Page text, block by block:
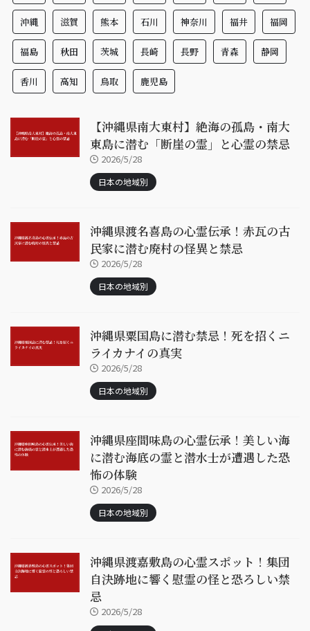
沖縄 滋賀 熊本 石川 神奈川 福井 福岡
福島 秋田 茨城 長崎 長野 青森 静岡
香川 高知 鳥取 鹿児島
【沖縄県南大東村】絶海の孤島・南大
東島に潜む「断崖の霊」と心霊の禁忌
2026/5/28
日本の地域別
沖縄県渡名喜島の心霊伝承！赤瓦の古
民家に潜む廃村の怪異と禁忌
2026/5/28
日本の地域別
沖縄県粟国島に潜む禁忌！死を招くニ
ライカナイの真実
2026/5/28
日本の地域別
沖縄県座間味島の心霊伝承！美しい海
に潜む海底の霊と潜水士が遭遇した恐
怖の体験
2026/5/28
日本の地域別
沖縄県渡嘉敷島の心霊スポット！集団
自決跡地に響く慰霊の怪と恐ろしい禁
忌
2026/5/28